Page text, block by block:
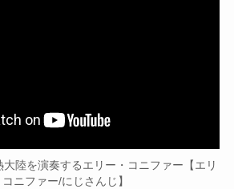
陸を演奏するエリー・コニファー【エリ
ニファー/にじさんじ】